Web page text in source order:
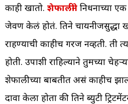
काही खातो. शेफालीने निधनाच्या
जेवण केलं होतं. तिने चायनीजसुद्धा
राहण्याची काहीच गरज नव्हती. ती
होती. उपाशी राहिल्याने तुमच्या
शेफालीच्या बाबतीत असं काहीच
दावा केला होता की तिने ब्युटी